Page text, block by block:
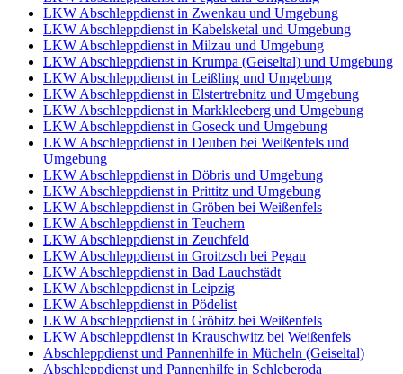
LKW Abschleppdienst in Zwenkau und Umgebung
LKW Abschleppdienst in Kabelsketal und Umgebung
LKW Abschleppdienst in Milzau und Umgebung
LKW Abschleppdienst in Krumpa (Geiseltal) und Umgebung
LKW Abschleppdienst in Leißling und Umgebung
LKW Abschleppdienst in Elstertrebnitz und Umgebung
LKW Abschleppdienst in Markkleeberg und Umgebung
LKW Abschleppdienst in Goseck und Umgebung
LKW Abschleppdienst in Deuben bei Weißenfels und
Umgebung
LKW Abschleppdienst in Döbris und Umgebung
LKW Abschleppdienst in Prittitz und Umgebung
LKW Abschleppdienst in Gröben bei Weißenfels
LKW Abschleppdienst in Teuchern
LKW Abschleppdienst in Zeuchfeld
LKW Abschleppdienst in Groitzsch bei Pegau
LKW Abschleppdienst in Bad Lauchstädt
LKW Abschleppdienst in Leipzig
LKW Abschleppdienst in Pödelist
LKW Abschleppdienst in Gröbitz bei Weißenfels
LKW Abschleppdienst in Krauschwitz bei Weißenfels
Abschleppdienst und Pannenhilfe in Mücheln (Geiseltal)
Abschleppdienst und Pannenhilfe in Schleberoda